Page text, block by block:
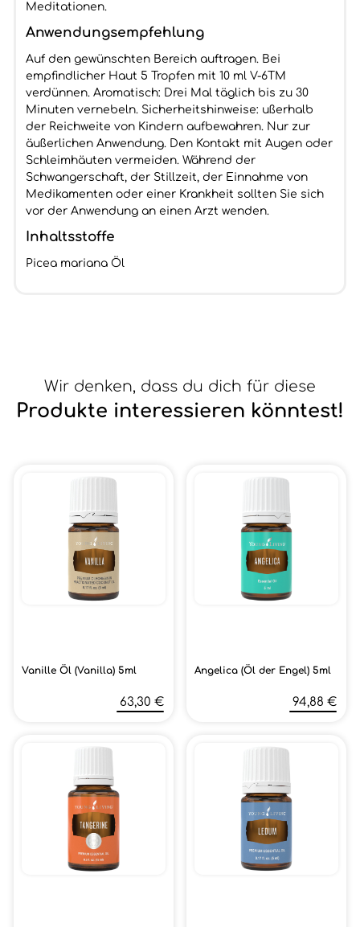
Meditationen.
Anwendungsempfehlung
Auf den gewünschten Bereich auftragen. Bei
empfindlicher Haut 5 Tropfen mit 10 ml V-6TM
verdünnen. Aromatisch: Drei Mal täglich bis zu 30
Minuten vernebeln. Sicherheitshinweise: ußerhalb
der Reichweite von Kindern aufbewahren. Nur zur
äußerlichen Anwendung. Den Kontakt mit Augen oder
Schleimhäuten vermeiden. Während der
Schwangerschaft, der Stillzeit, der Einnahme von
Medikamenten oder einer Krankheit sollten Sie sich
vor der Anwendung an einen Arzt wenden.
Inhaltsstoffe
Picea mariana Öl
Wir denken, dass du dich für diese
Produkte interessieren könntest!
Vanille Öl (Vanilla) 5ml
63,30 €
Angelica (Öl der Engel) 5ml
94,88 €